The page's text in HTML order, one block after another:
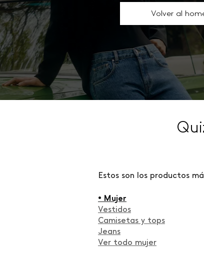
Volver al
Estos son los productos
• Mujer
Vestidos
Camisetas y tops
Jeans
Ver todo mujer